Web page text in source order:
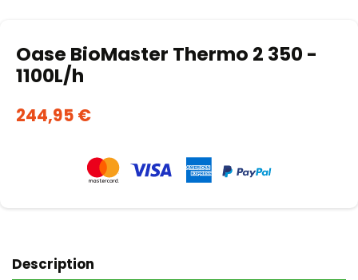
Oase BioMaster Thermo 2 350 -
1100L/h
244,95 €
Description